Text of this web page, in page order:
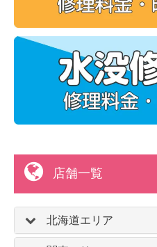
店舗一覧
北海道エリア